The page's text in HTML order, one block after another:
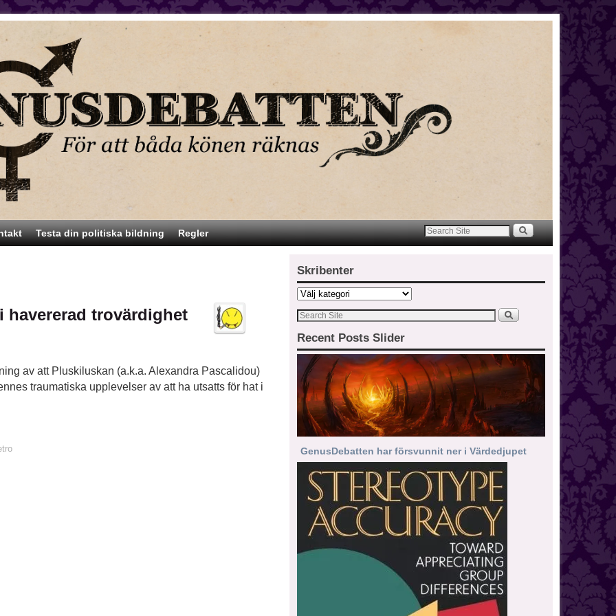
Testa din politiska bildning Regler
trovärdighet
av att Pluskiluskan (a.k.a. Alexandra Pascalidou)
traumatiska upplevelser av att ha utsatts för hat i
Skribenter
Recent Posts Slider
GenusDebatten har försvunnit ner i Värdedjupet